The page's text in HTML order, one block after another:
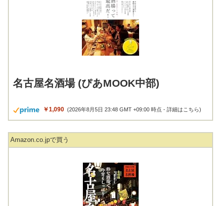
名古屋名酒場 (ぴあMOOK中部)
￥1,090 (2026年8月5日 23:48 GMT +09:00 時点 -詳細はこちら)
Amazon.co.jpで買う